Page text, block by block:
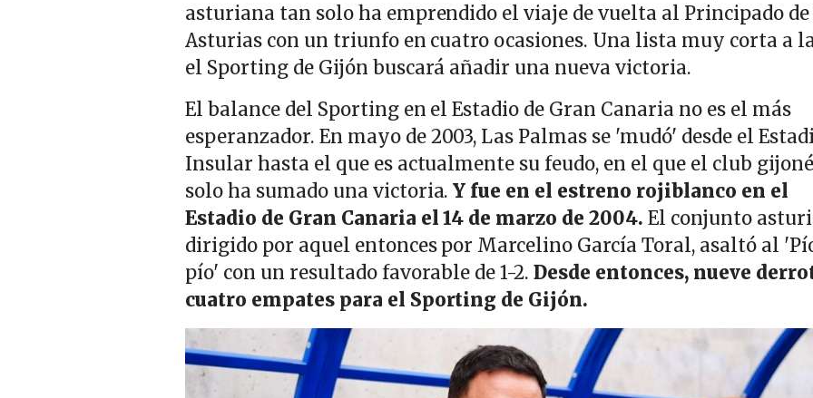
asturiana tan solo ha emprendido el viaje de vuelta al Principado de
Asturias con un triunfo en cuatro ocasiones. Una lista muy corta a
el Sporting de Gijón buscará añadir una nueva victoria.
El balance del Sporting en el Estadio de Gran Canaria no es el más
esperanzador. En mayo de 2003, Las Palmas se 'mudó' desde el
Insular hasta el que es actualmente su feudo, en el que el club
solo ha sumado una victoria.Y fue en el estreno rojiblanco en el
Estadio de Gran Canaria el 14 de marzo de 2004.El conjunto
dirigido por aquel entonces por Marcelino García Toral, asaltó al
pío' con un resultado favorable de 1-2.Desde entonces, nueve
cuatro empates para el Sporting de Gijón.
Imagen